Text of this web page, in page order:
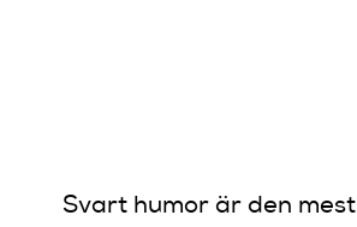
Svart humor är den mest